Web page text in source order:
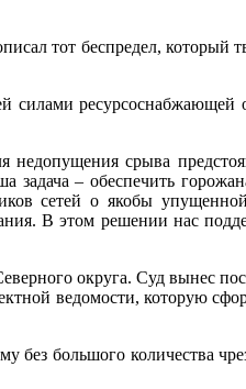
тот беспредел, который
ресурсоснабжающей
срыва
– обеспечить
сетей о якобы
В этом решении нас
округа. Суд вынес
ведомости, которую
без большого количества